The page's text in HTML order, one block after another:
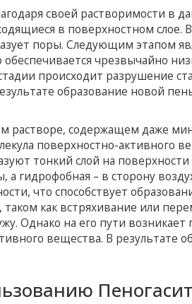
своей растворимости в
в поверхностном слое.
поры. Следующим этапом
обеспечивается чрезвычайно
происходит разрушение
образование новой
растворе, содержащем даже
поверхностно-активного
тонкий слой на
гидрофобная – в сторону
что способствует
как встряхивание или
Однако на его пути возникает
вещества. В результате